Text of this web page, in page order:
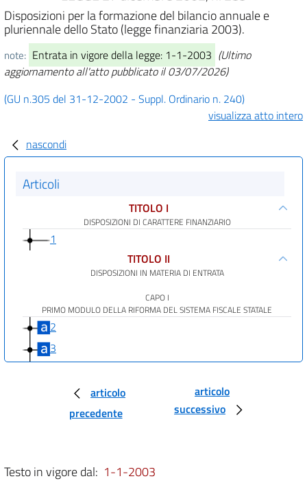
Disposizioni per la formazione del bilancio annuale e
pluriennale dello Stato (legge finanziaria 2003).
note: Entrata in vigore della legge: 1-1-2003 (Ultimo
aggiornamento all'atto pubblicato il 03/07/2026)
(GU n.305 del 31-12-2002 - Suppl. Ordinario n. 240)
visualizza atto intero
nascondi
Articoli
TITOLO I
DISPOSIZIONI DI CARATTERE FINANZIARIO
1
TITOLO II
DISPOSIZIONI IN MATERIA DI ENTRATA
CAPO I
PRIMO MODULO DELLA RIFORMA DEL SISTEMA FISCALE STATALE
2
3
7
8
articolo
precedente
articolo
successivo
Testo in vigore dal: 1-1-2003